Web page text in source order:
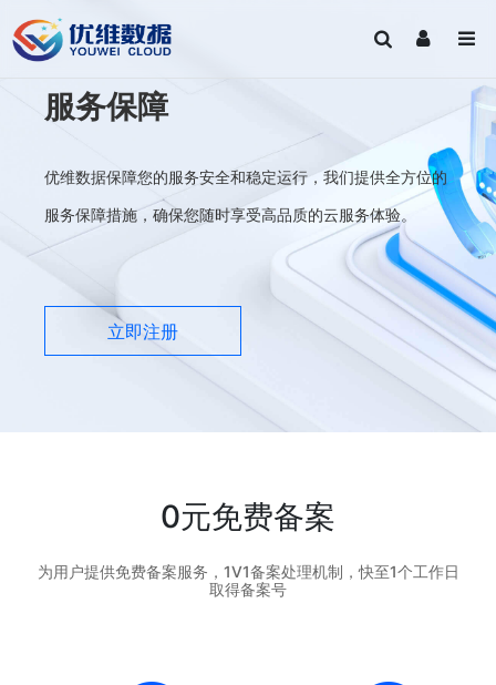
服务保障
优维数据保障您的服务安全和稳定运行，我们提供全方位的
服务保障措施，确保您随时享受高品质的云服务体验。
立即注册
0元免费备案
为用户提供免费备案服务，1V1备案处理机制，快至1个工作日
取得备案号